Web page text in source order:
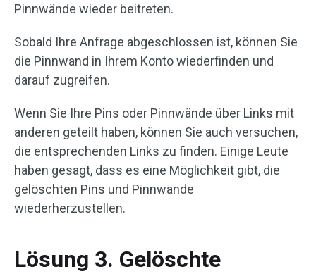
Pinnwände wieder beitreten.
Sobald Ihre Anfrage abgeschlossen ist, können Sie
die Pinnwand in Ihrem Konto wiederfinden und
darauf zugreifen.
Wenn Sie Ihre Pins oder Pinnwände über Links mit
anderen geteilt haben, können Sie auch versuchen,
die entsprechenden Links zu finden. Einige Leute
haben gesagt, dass es eine Möglichkeit gibt, die
gelöschten Pins und Pinnwände
wiederherzustellen.
Lösung 3. Gelöschte